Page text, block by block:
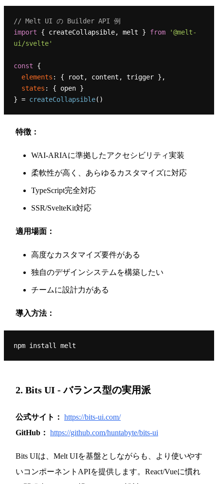
// Melt UI の Builder API 例
import { createCollapsible, melt } from
'@melt-
ui/svelte'
const {
elements : { root, content, trigger },
states : { open }
} = createCollapsible
特徴：
WAI-ARIAに準拠したアクセシビリティ実装
柔軟性が高く、あらゆるカスタマイズに対応
TypeScript完全対応
SSR/SvelteKit対応
適用場面：
高度なカスタマイズ要件がある
独自のデザインシステムを構築したい
チームに設計力がある
導入方法：
2. Bits UI - バランス型の実用派
公式サイト： https://bits-ui.com/
GitHub： https://github.com/huntabyte/bits-ui
Bits UIは、Melt UIを基盤としながらも、より使いやす
いコンポーネントAPIを提供します。React/Vueに慣れ